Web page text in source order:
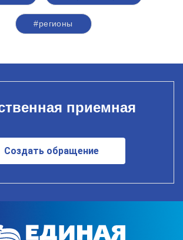
#регионы
приемная
Создать обращение